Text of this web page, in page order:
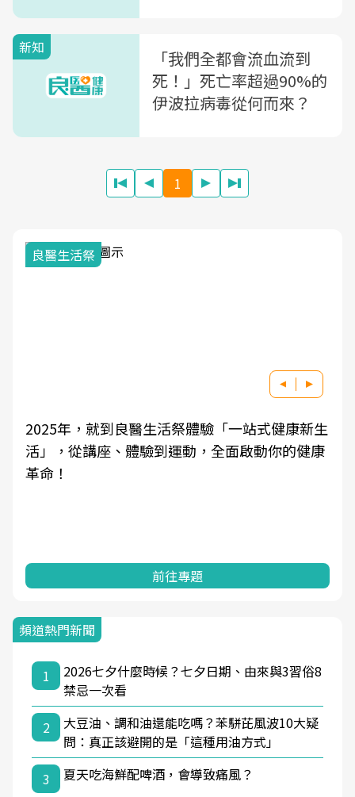
新知
「我們全都會流血流到
死！」死亡率超過90%的
伊波拉病毒從何而來？
1
我與健康韌性的距離
良醫健康網從「換季的身體變化」出發，透過醫
學觀點與日常感受的對話，建立對亞健康的認
知，進而引導實際的改善行動。
前往專題
頻道熱門新聞
1
2026七夕什麼時候？七夕日期、由來與3習俗8
禁忌一次看
2
大豆油、調和油還能吃嗎？苯駢芘風波10大疑
問：真正該避開的是「這種用油方式」
3
夏天吃海鮮配啤酒，會導致痛風？